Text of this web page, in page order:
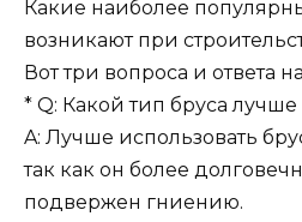
Какие наиболее
возникают при
Вот три вопроса и ответа
* Q: Какой тип бруса лучше
A: Лучше использовать
так как он более
подвержен гниению.